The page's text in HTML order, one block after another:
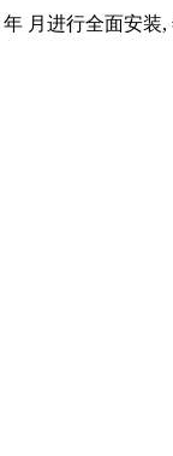
月进行全面安装